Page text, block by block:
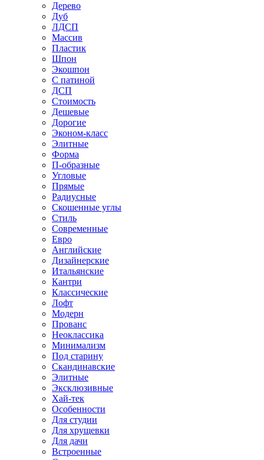
Дерево
Дуб
ЛДСП
Массив
Пластик
Шпон
Экошпон
С патиной
ДСП
Стоимость
Дешевые
Дорогие
Эконом-класс
Элитные
Форма
П-образные
Угловые
Прямые
Радиусные
Скошенные углы
Стиль
Современные
Евро
Английские
Дизайнерские
Итальянские
Кантри
Классические
Лофт
Модерн
Прованс
Неоклассика
Минимализм
Под старину
Скандинавские
Элитные
Эксклюзивные
Хай-тек
Особенности
Для студии
Для хрущевки
Для дачи
Встроенные